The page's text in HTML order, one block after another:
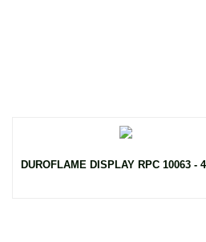
DUROFLAME DISPLAY RPC 10063 -